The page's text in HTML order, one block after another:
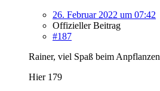
26. Februar 2022 um 07:42
Offizieller Beitrag
#187
Rainer, viel Spaß beim Anpflanzen
Hier 179